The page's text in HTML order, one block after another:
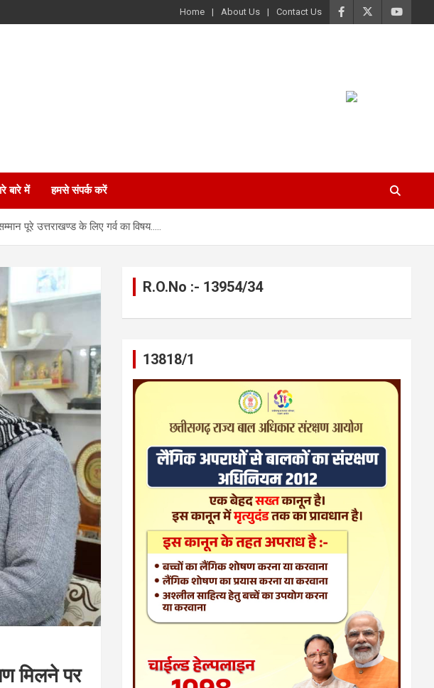
Home About Us Contact Us
बारे में हमसे संपर्क करें
पूरे उत्तराखण्ड के लिए गर्व का विषय…..
मिलने पर
R.O.No :- 13954/34
13818/1